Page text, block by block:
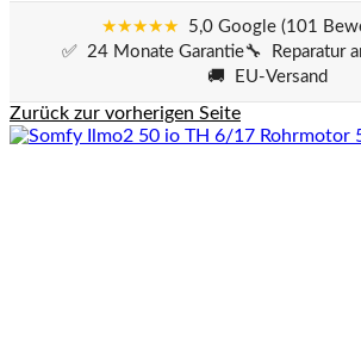
★★★★★ 5,0 Google (101
✅ 24 Monate Garantie🔧 Reparatur
🚚 EU-Versand
Zurück zur vorherigen Seite